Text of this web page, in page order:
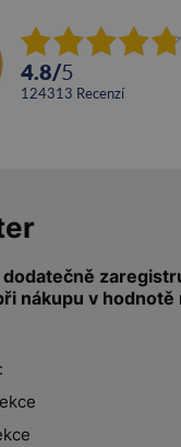
4.8/5
124313 recenzí
dodatečně
nákupu v hodnotě